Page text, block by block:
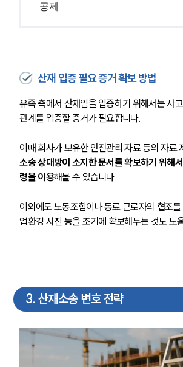
공제
산재 입증 필요 증거 확보 방법
유족 측에서 산재임을 입증하기 위해서는 사
관계를 입증할 증거가 필요합니다.
이때 회사가 보유한 안전관리 자료 등의 자료
소송 상대방이 소지한 문서를 확보하기 위해
령을 이용해볼 수 있습니다.
이외에도 노동조합이나 동료 근로자의 협조
업환경 사진 등을 조기에 확보해두는 것도 도
3. 산재소송 변호 전략